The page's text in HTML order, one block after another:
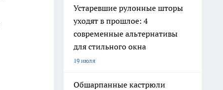
Устаревшие рулонные шторы
уходят в прошлое: 4
современные альтернативы
для стильного окна
19 июля
Обшарпанные кастрюли